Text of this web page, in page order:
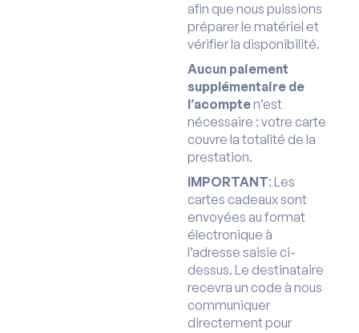
afin que nous puissions
préparer le matériel et
vérifier la disponibilité.
Aucun paiement
supplémentaire de
l’acompte n’est
nécessaire : votre carte
couvre la totalité de la
prestation.
IMPORTANT: Les
cartes cadeaux sont
envoyées au format
électronique à
l’adresse saisie ci-
dessus. Le destinataire
recevra un code à nous
communiquer
directement pour